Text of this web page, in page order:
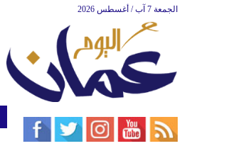
الجمعة 7 آب / أغسطس 2026